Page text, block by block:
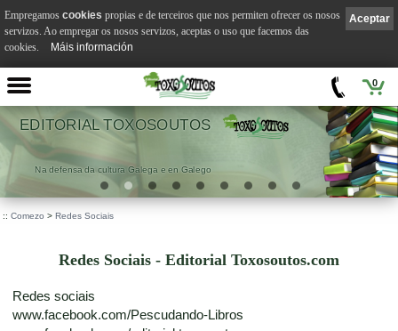
0
TOXOSOUTOS
defensa da cultura Galega e en Galego
:: Comezo > Redes Sociais
Redes Sociais - Editorial Toxosoutos.com
Redes sociais
www.facebook.com/Pescudando-Libros
Aceptar
Empregamos cookies propias e de terceiros que nos permiten ofrecer os nosos
servizos. Ao empregar os nosos servizos, aceptas o uso que facemos das
cookies.
Máis información